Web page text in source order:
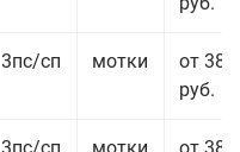
3пс/сп мотки
от 38
руб.